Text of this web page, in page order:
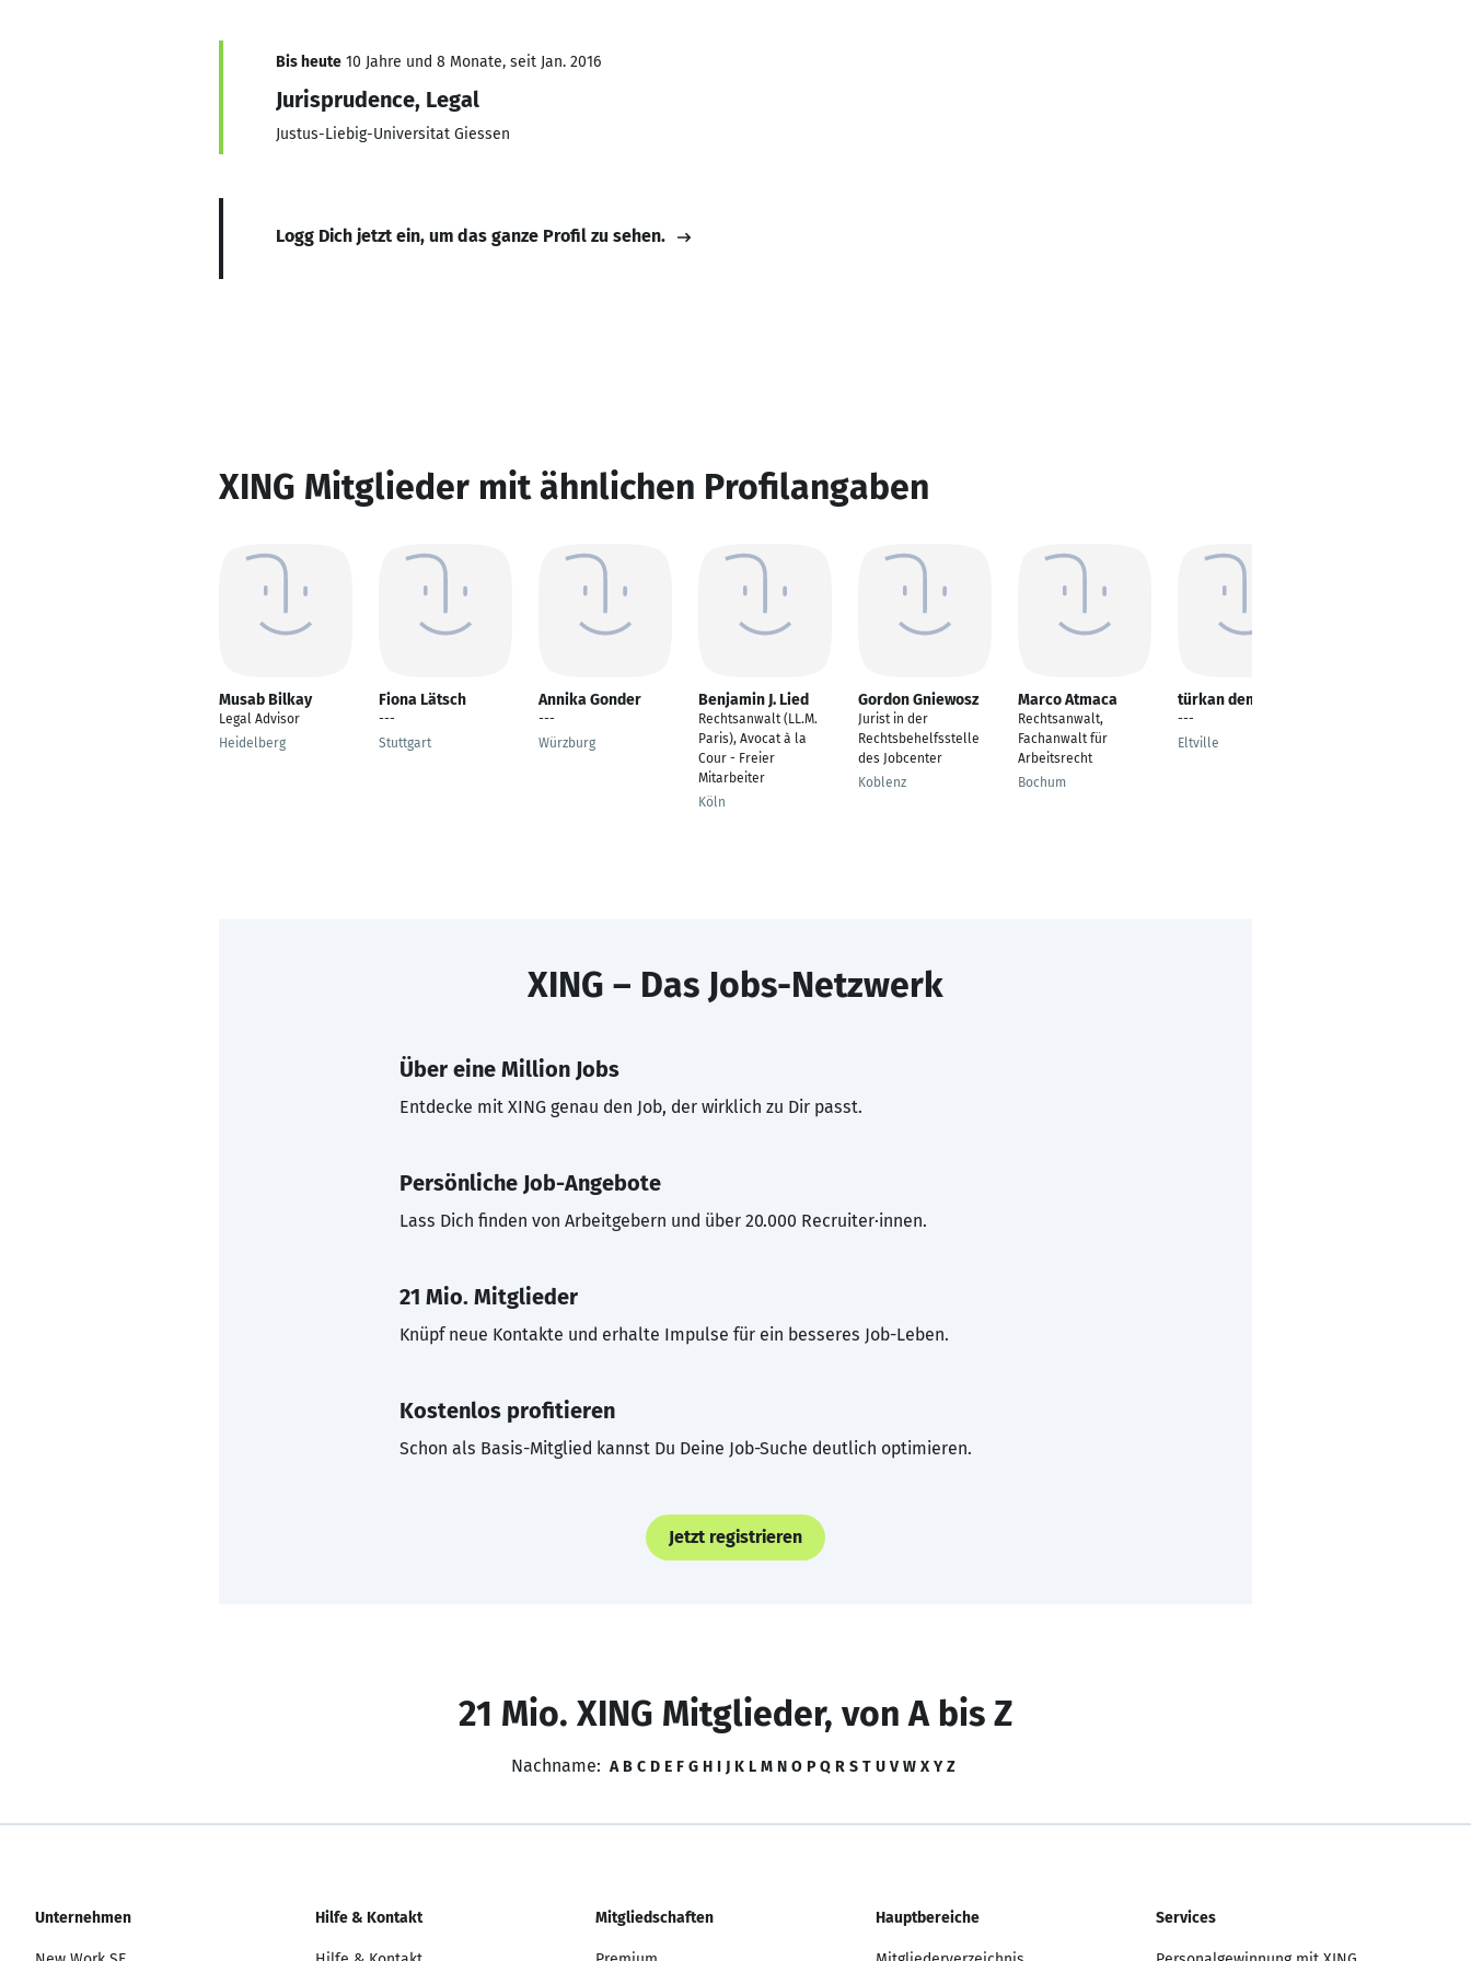
Bis heute 10 Jahre und 8 Monate, seit Jan. 2016
Jurisprudence, Legal
Justus-Liebig-Universitat Giessen
Logg Dich jetzt ein, um das ganze Profil zu sehen.
XING Mitglieder mit ähnlichen Profilangaben
Musab Bilkay
Legal Advisor
Heidelberg
Fiona Lätsch
---
Stuttgart
Annika Gonder
---
Würzburg
Benjamin J. Lied
Rechtsanwalt (LL.M.
Paris), Avocat à la
Cour - Freier
Mitarbeiter
Köln
Gordon Gniewosz
Jurist in der
Rechtsbehelfsstelle
des Jobcenter
Koblenz
Marco Atmaca
Rechtsanwalt,
Fachanwalt für
Arbeitsrecht
Bochum
türkan demir
---
Eltville
XING – Das Jobs-Netzwerk
Über eine Million Jobs
Entdecke mit XING genau den Job, der wirklich zu Dir passt.
Persönliche Job-Angebote
Lass Dich finden von Arbeitgebern und über 20.000 Recruiter·innen.
21 Mio. Mitglieder
Knüpf neue Kontakte und erhalte Impulse für ein besseres Job-Leben.
Kostenlos profitieren
Schon als Basis-Mitglied kannst Du Deine Job-Suche deutlich optimieren.
Jetzt registrieren
21 Mio. XING Mitglieder, von A bis Z
Nachname: A B C D E F G H I J K L M N O P Q R S T U V W X Y Z
Unternehmen Hilfe & Kontakt Mitgliedschaften Hauptbereiche Services